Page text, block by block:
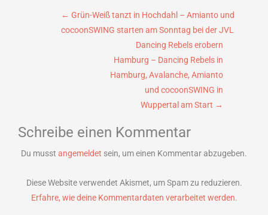
Beitragsnavigation
← Grün-Weiß tanzt in Hochdahl – Amianto und
cocoonSWING starten am Sonntag bei der JVL
Dancing Rebels erobern
Hamburg – Dancing Rebels in
Hamburg, Avalanche, Amianto
und cocoonSWING in
Wuppertal am Start →
Schreibe einen Kommentar
Du musst angemeldet sein, um einen Kommentar abzugeben.
Diese Website verwendet Akismet, um Spam zu reduzieren.
Erfahre, wie deine Kommentardaten verarbeitet werden.